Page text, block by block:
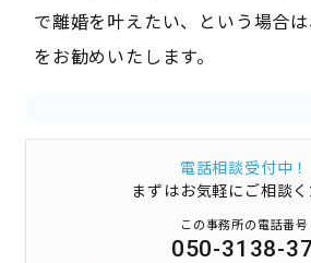
で離婚を叶えたい、という場合
をお勧めいたします。
電話相談受付中！
まずはお気軽にご相談
この事務所の電話番号
050-3138-